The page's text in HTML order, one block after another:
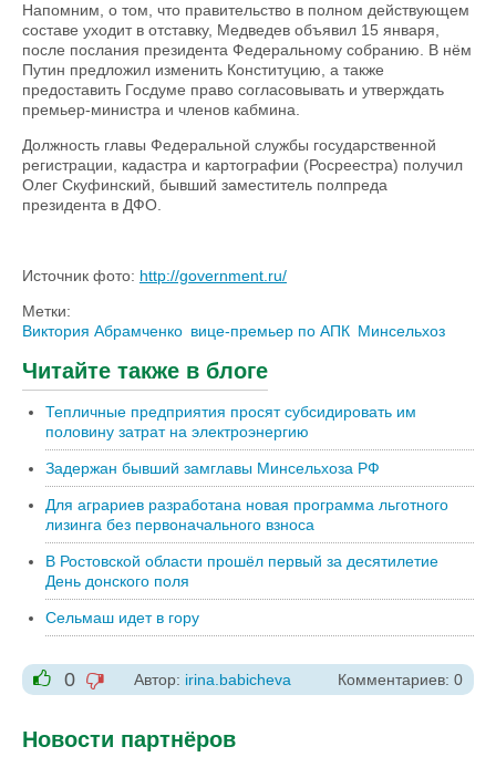
Напомним, о том, что правительство в полном действующем
составе уходит в отставку, Медведев объявил 15 января,
после послания президента Федеральному собранию. В нём
Путин предложил изменить Конституцию, а также
предоставить Госдуме право согласовывать и утверждать
премьер-министра и членов кабмина.
Должность главы Федеральной службы государственной
регистрации, кадастра и картографии (Росреестра) получил
Олег Скуфинский, бывший заместитель полпреда
президента в ДФО.
Источник фото: http://government.ru/
Метки:
Виктория Абрамченко вице-премьер по АПК Минсельхоз
Читайте также в блоге
Тепличные предприятия просят субсидировать им
половину затрат на электроэнергию
Задержан бывший замглавы Минсельхоза РФ
Для аграриев разработана новая программа льготного
лизинга без первоначального взноса
В Ростовской области прошёл первый за десятилетие
День донского поля
Сельмаш идет в гору
+1
0
-1
Автор: irina.babicheva Комментариев: 0
Новости партнёров